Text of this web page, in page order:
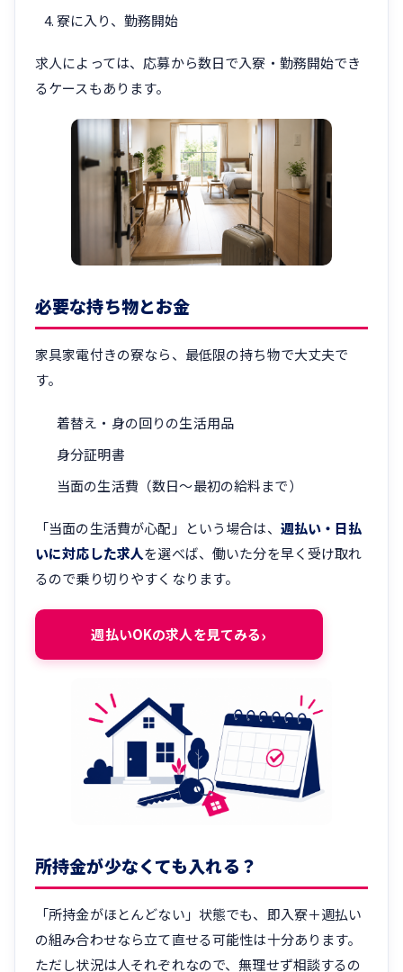
寮に入り、勤務開始
求人によっては、応募から数日で入寮・勤務開始でき
るケースもあります。
必要な持ち物とお金
家具家電付きの寮なら、最低限の持ち物で大丈夫で
す。
着替え・身の回りの生活用品
身分証明書
当面の生活費（数日〜最初の給料まで）
「当面の生活費が心配」という場合は、 週払い・日払
いに対応した求人を選べば、働いた分を早く受け取れ
るので乗り切りやすくなります。
週払いOKの求人を見てみる
所持金が少なくても入れる？
「所持金がほとんどない」状態でも、即入寮＋週払い
の組み合わせなら立て直せる可能性は十分あります。
ただし状況は人それぞれなので、無理せず相談するの